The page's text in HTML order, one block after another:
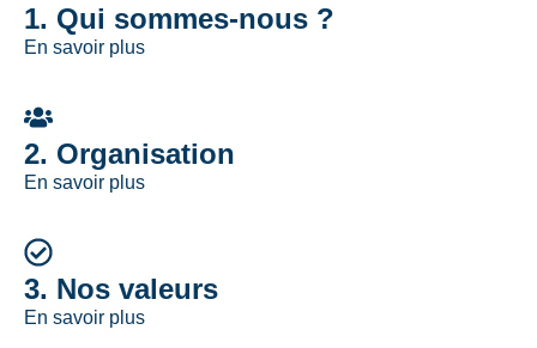
1. Qui sommes-nous ?
En savoir plus
2. Organisation
En savoir plus
3. Nos valeurs
En savoir plus